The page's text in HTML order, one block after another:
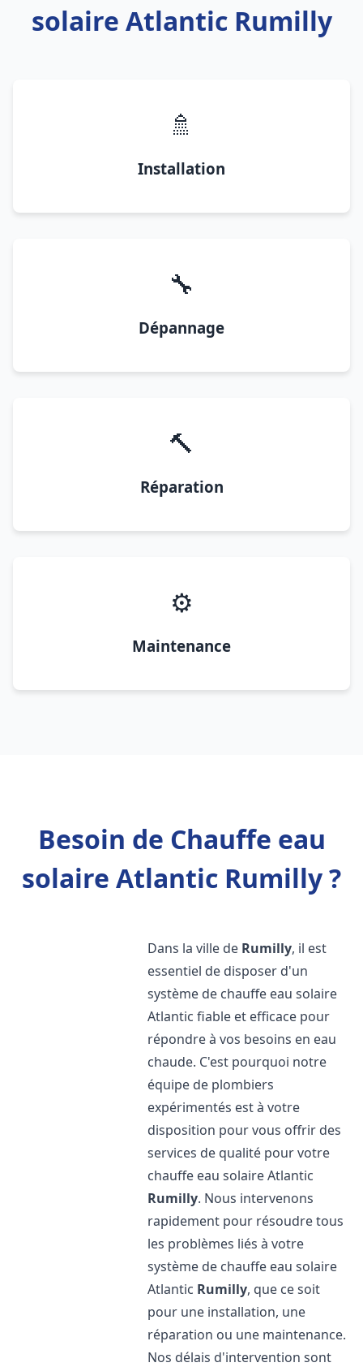
solaire Atlantic Rumilly
🚿
Installation
🔧
Dépannage
🔨
Réparation
⚙️
Maintenance
Besoin de Chauffe eau
solaire Atlantic Rumilly ?
Dans la ville de Rumilly, il est
essentiel de disposer d'un
système de chauffe eau solaire
Atlantic fiable et efficace pour
répondre à vos besoins en eau
chaude. C'est pourquoi notre
équipe de plombiers
expérimentés est à votre
disposition pour vous offrir des
services de qualité pour votre
chauffe eau solaire Atlantic
Rumilly. Nous intervenons
rapidement pour résoudre tous
les problèmes liés à votre
système de chauffe eau solaire
Atlantic Rumilly, que ce soit
pour une installation, une
réparation ou une maintenance.
Nos délais d'intervention sont